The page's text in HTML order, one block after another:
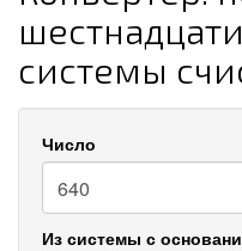
системы
Число
Из системы с